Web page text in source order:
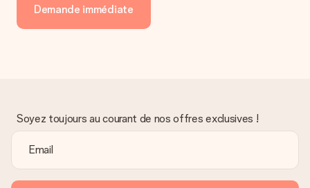
Demande immédiate
Soyez toujours au courant de nos offres exclusives !